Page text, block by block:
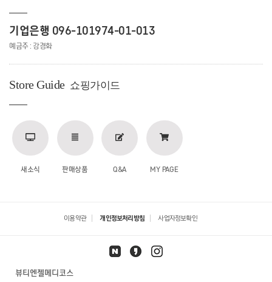
기업은행 096-101974-01-013
예금주 : 강경화
Store Guide 쇼핑가이드
새소식 판매상품 Q&A MY PAGE
이용약관 개인정보처리방침 사업자정보확인
뷰티엔젤메디코스